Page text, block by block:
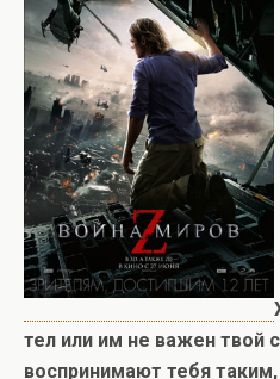
тел или им не важен твой
воспринимают тебя